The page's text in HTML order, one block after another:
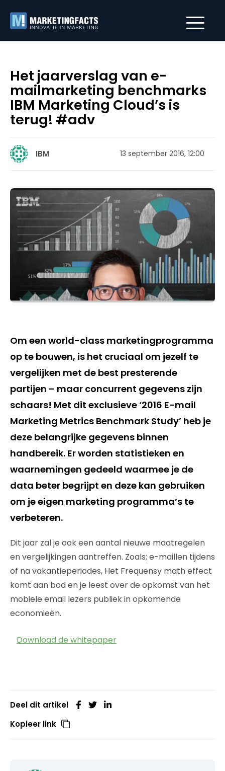
Het jaarverslag van e-
mailmarketing benchmarks
IBM Marketing Cloud’s is
terug! #adv
IBM 13 september 2016, 12:00
Om een world-class marketingprogramma
op te bouwen, is het cruciaal om jezelf te
vergelijken met de best presterende
partijen – maar concurrent gegevens zijn
schaars! Met dit exclusieve ‘2016 E-mail
Marketing Metrics Benchmark Study’ heb je
deze belangrijke gegevens binnen
handbereik. Er worden statistieken en
waarnemingen gedeeld waarmee je de
data beter begrijpt en deze kan gebruiken
om je eigen marketing programma’s te
verbeteren.
Dit jaar zal je ook een aantal nieuwe maatregelen
en vergelijkingen aantreffen. Zoals; e-maillen tijdens
of na vakantieperiodes, Het Frequensy math effect
komt aan bod en je leest over de opkomst van het
mobiele email lezers publiek in opkomende
economieën.
Download de whitepaper
Deel dit artikel
Kopieer link